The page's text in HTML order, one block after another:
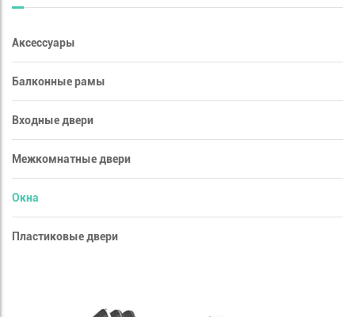
Аксессуары
Балконные рамы
Входные двери
Межкомнатные двери
Окна
Пластиковые двери